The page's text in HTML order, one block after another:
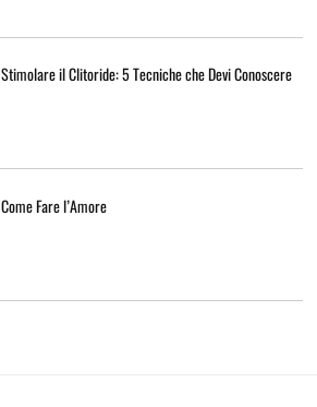
Stimolare il Clitoride: 5 Tecniche che Devi Conoscere
Come Fare l’Amore